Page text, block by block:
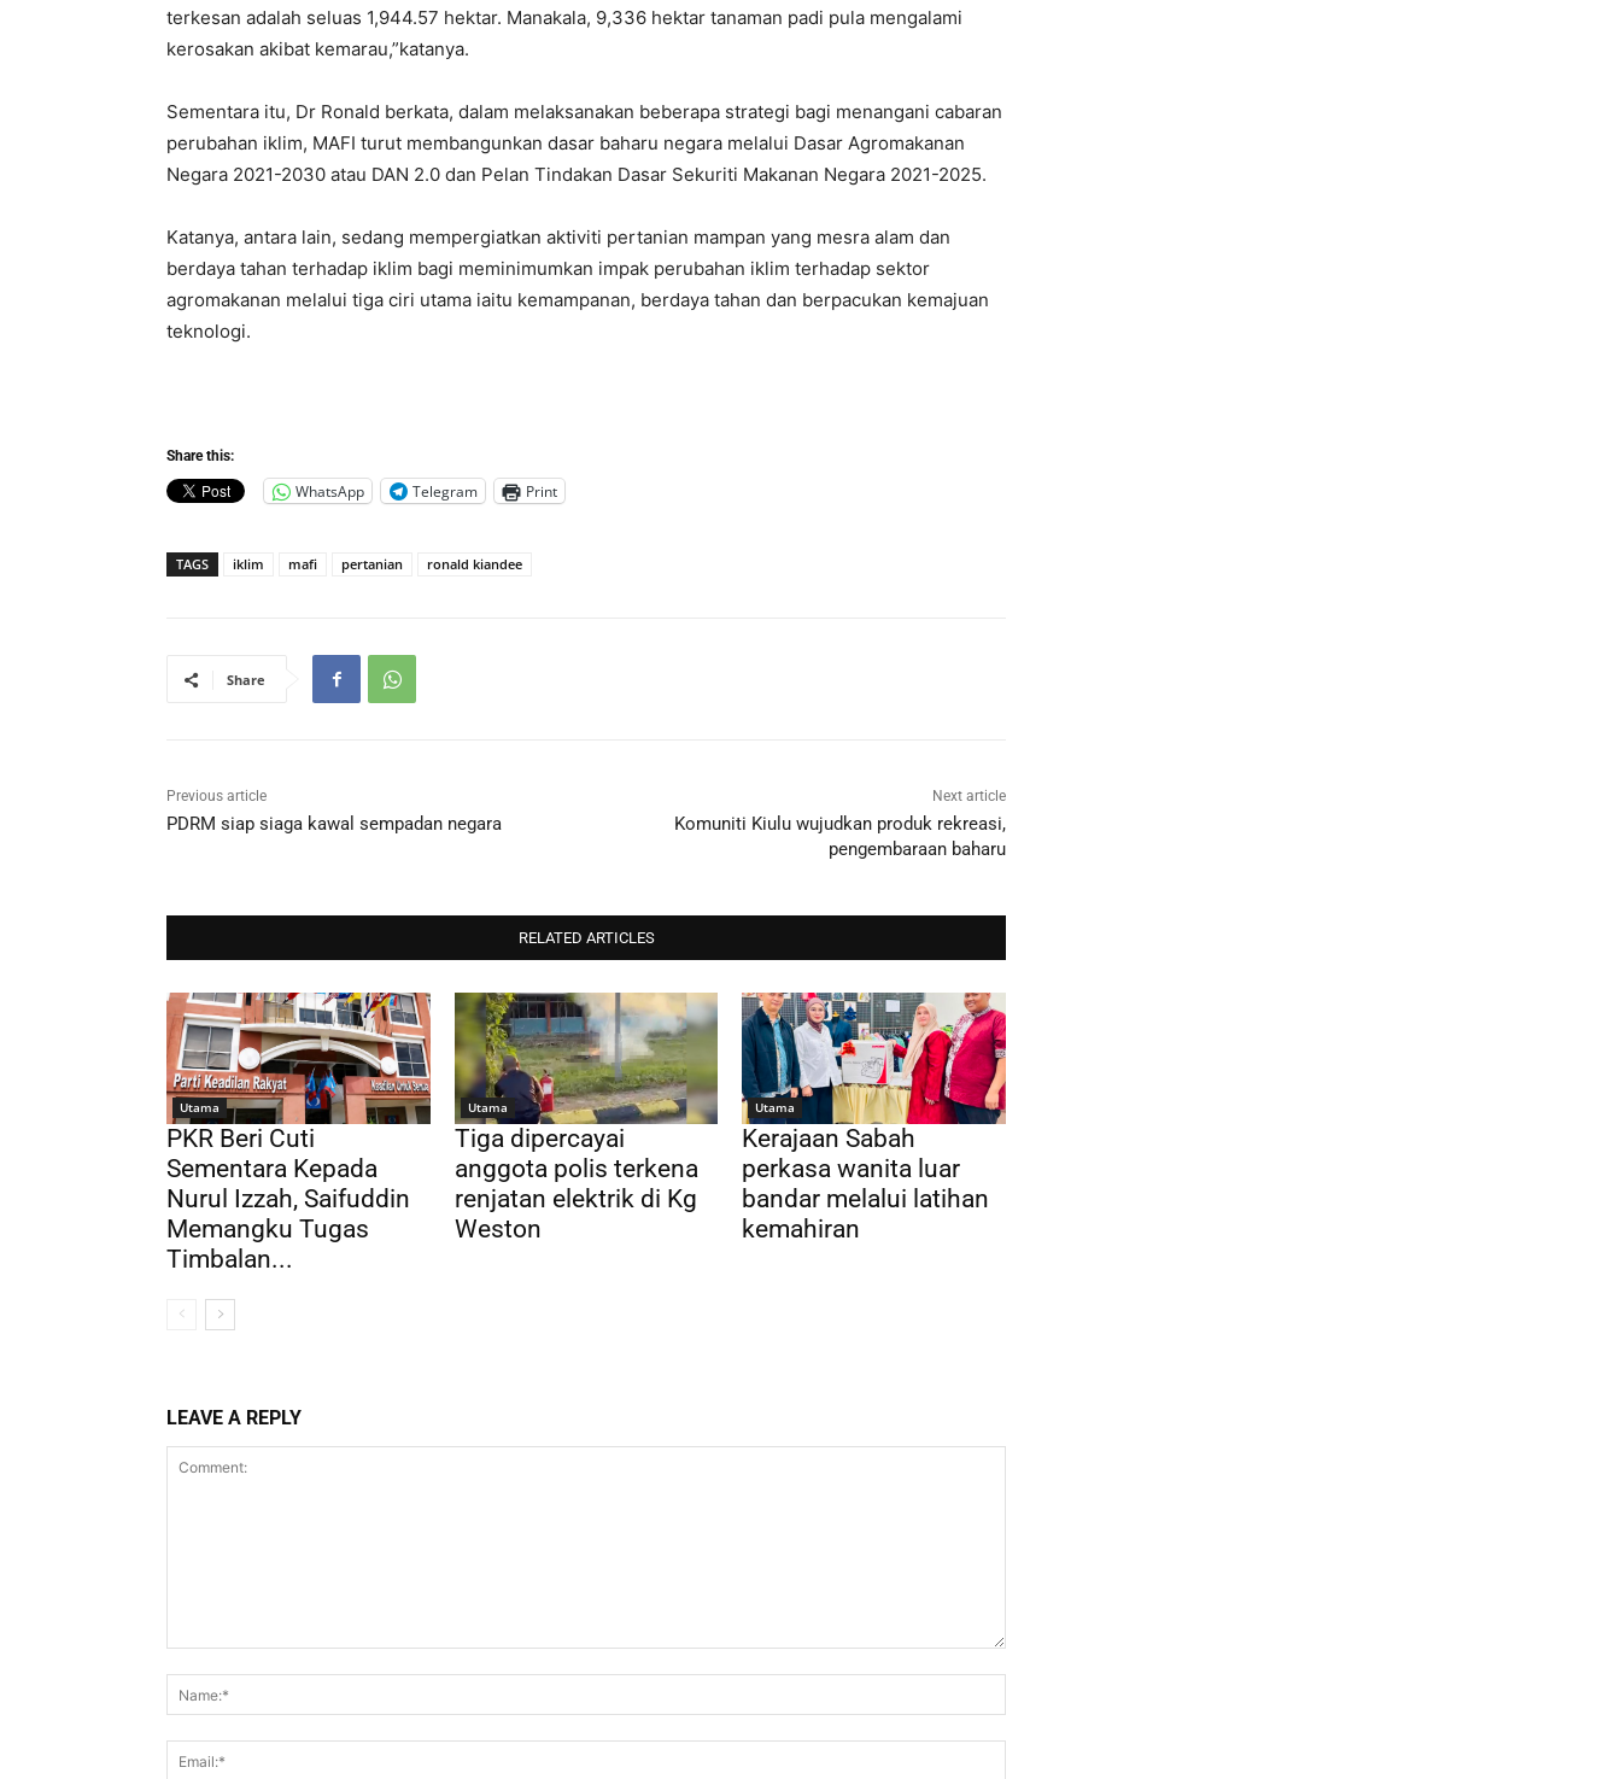
terkesan adalah seluas 1,944.57 hektar. Manakala, 9,336 hektar tanaman padi pula mengalami
kerosakan akibat kemarau,”katanya.
Sementara itu, Dr Ronald berkata, dalam melaksanakan beberapa strategi bagi menangani cabaran
perubahan iklim, MAFI turut membangunkan dasar baharu negara melalui Dasar Agromakanan
Negara 2021-2030 atau DAN 2.0 dan Pelan Tindakan Dasar Sekuriti Makanan Negara 2021-2025.
Katanya, antara lain, sedang mempergiatkan aktiviti pertanian mampan yang mesra alam dan
berdaya tahan terhadap iklim bagi meminimumkan impak perubahan iklim terhadap sektor
agromakanan melalui tiga ciri utama iaitu kemampanan, berdaya tahan dan berpacukan kemajuan
teknologi.
Share this:
WhatsApp Telegram Print
TAGS iklim mafi pertanian ronald kiandee
Share
Previous article
PDRM siap siaga kawal sempadan negara
Next article
Komuniti Kiulu wujudkan produk rekreasi,
pengembaraan baharu
RELATED ARTICLES
Utama
PKR Beri Cuti
Sementara Kepada
Nurul Izzah, Saifuddin
Memangku Tugas
Timbalan...
Utama
Tiga dipercayai
anggota polis terkena
renjatan elektrik di Kg
Weston
Utama
Kerajaan Sabah
perkasa wanita luar
bandar melalui latihan
kemahiran
LEAVE A REPLY